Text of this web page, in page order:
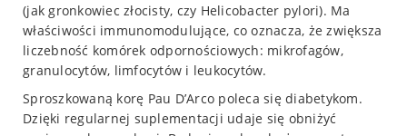
(jak gronkowiec złocisty, czy Helicobacter pylori). Ma
właściwości immunomodulujące, co oznacza, że zwiększa
liczebność komórek odpornościowych: mikrofagów,
granulocytów, limfocytów i leukocytów.
Sproszkowaną korę Pau D’Arco poleca się diabetykom.
Dzięki regularnej suplementacji udaje się obniżyć